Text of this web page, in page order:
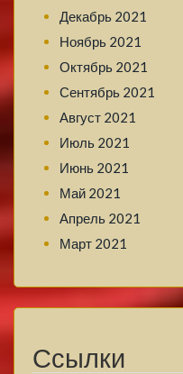
Декабрь 2021
Ноябрь 2021
Октябрь 2021
Сентябрь 2021
Август 2021
Июль 2021
Июнь 2021
Май 2021
Апрель 2021
Март 2021
Ссылки